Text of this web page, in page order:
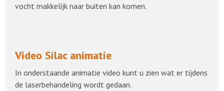
vocht makkelijk naar buiten kan komen.
Video Silac animatie
In onderstaande animatie video kunt u zien wat er tijdens
de laserbehandeling wordt gedaan.